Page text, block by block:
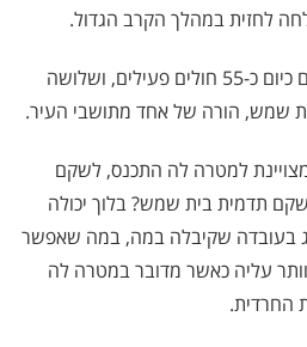
לחזית במהלך הקרב הגדול.
המספרים, 548 חולים, מתוכם כיום כ-55 חולים פעילים, ושלושה
שמש, הורה של אחד מתושבי העיר.
למטרה לה התכנס, לשקם
תדמית בית שמש? בלוך יכולה
בעובדה שקיבלה במה, במה שאפשר
עליה כאשר מדובר במטרה לה
החרדית.